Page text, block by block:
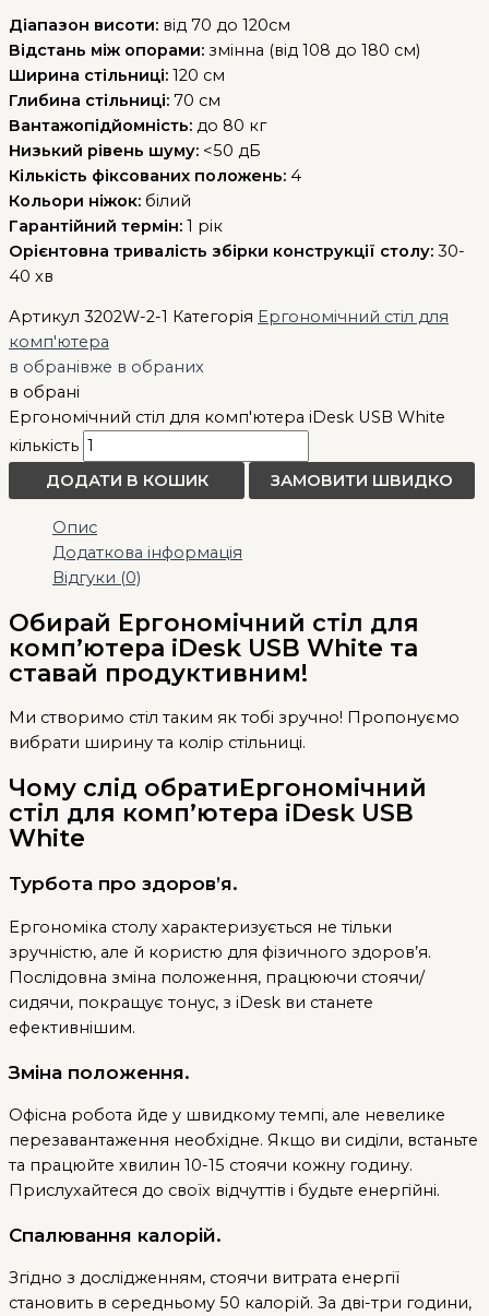
Діапазон висоти: від 70 до 120см
Відстань між опорами: змінна (від 108 до 180 см)
Ширина стільниці: 120 см
Глибина стільниці: 70 см
Вантажопідйомність: до 80 кг
Низький рівень шуму: <50 дБ
Кількість фіксованих положень: 4
Кольори ніжок: білий
Гарантійний термін: 1 рік
Орієнтовна тривалість збірки конструкції столу: 30-
40 хв
Артикул 3202W-2-1 Категорія Ергономічний стіл для
комп'ютера
в обранівже в обраних
в обрані
Ергономічний стіл для комп'ютера iDesk USB White
кількість
ДОДАТИ В КОШИК
ЗАМОВИТИ ШВИДКО
Опис
Додаткова інформація
Відгуки (0)
Обирай Ергономічний стіл для
комп’ютера iDesk USB White та
ставай продуктивним!
Ми створимо стіл таким як тобі зручно! Пропонуємо
вибрати ширину та колір стільниці.
Чому слід обратиЕргономічний
стіл для комп’ютера iDesk USB
White
Турбота про здоров’я.
Ергономіка столу характеризується не тільки
зручністю, але й користю для фізичного здоров’я.
Послідовна зміна положення, працюючи стоячи/
сидячи, покращує тонус, з iDesk ви станете
ефективнішим.
Зміна положення.
Офісна робота йде у швидкому темпі, але невелике
перезавантаження необхідне. Якщо ви сиділи, встаньте
та працюйте хвилин 10-15 стоячи кожну годину.
Прислухайтеся до своїх відчуттів і будьте енергійні.
Спалювання калорій.
Згідно з дослідженням, стоячи витрата енергії
становить в середньому 50 калорій. За дві-три години,